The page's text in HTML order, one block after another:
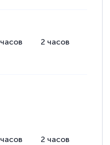
часов 2 часов
часов 2 часов